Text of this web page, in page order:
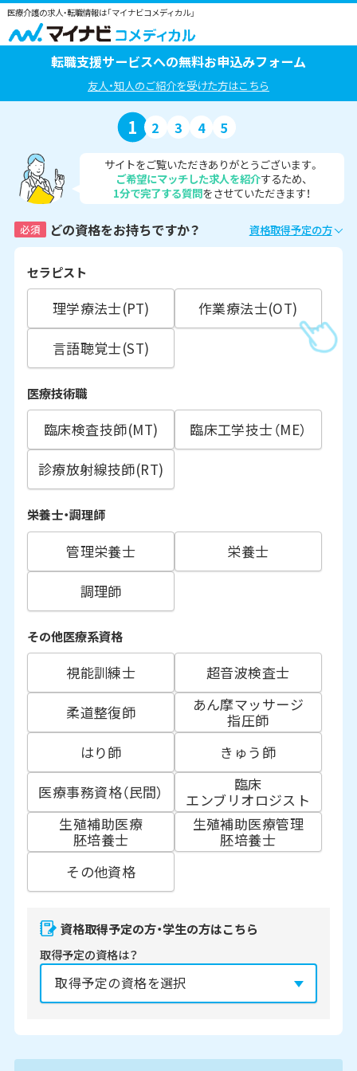
医療介護の求人・転職情報は「マイナビコメディカル」
転職支援サービスへの無料お申込みフォーム
友人・知人のご紹介を受けた方はこちら
1 2 3 4 5
サイトをご覧いただきありがとうございます。
ご希望にマッチした求人を紹介するため、
1分で完了する質問をさせていただきます！
必須 どの資格をお持ちですか？ 資格取得予定の方
セラピスト
理学療法士(PT)
作業療法士(OT)
言語聴覚士(ST)
医療技術職
臨床検査技師(MT)
臨床工学技士（ME）
診療放射線技師(RT)
栄養士・調理師
管理栄養士
栄養士
調理師
その他医療系資格
視能訓練士
超音波検査士
柔道整復師
あん摩マッサージ
指圧師
はり師
きゅう師
医療事務資格（民間）
臨床
エンブリオロジスト
生殖補助医療
胚培養士
生殖補助医療管理
胚培養士
その他資格
資格取得予定の方・学生の方はこちら
取得予定の資格は？
2027年 2028年 2029年 3月